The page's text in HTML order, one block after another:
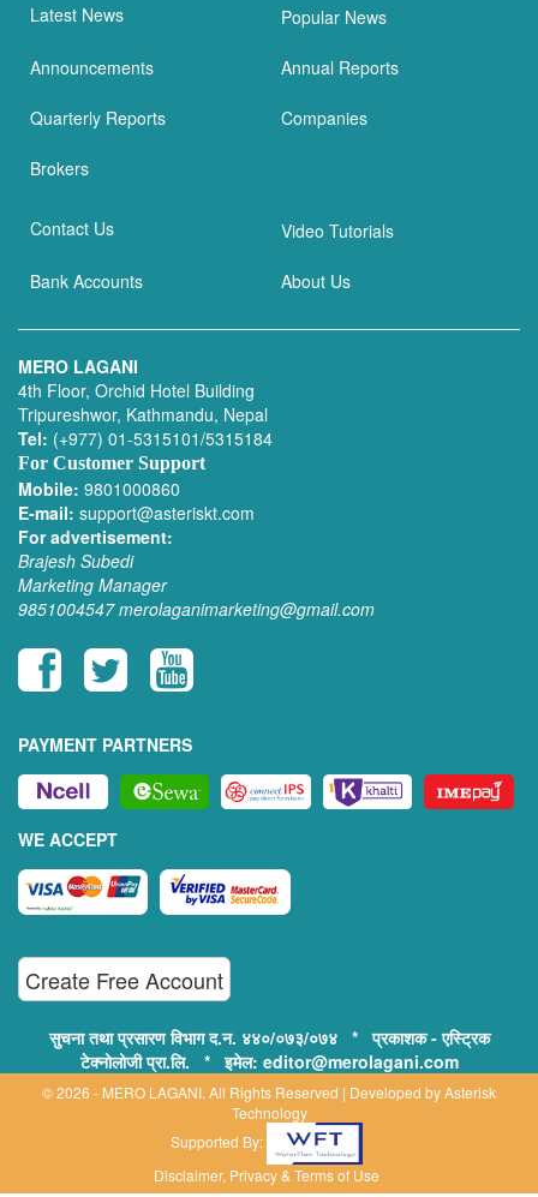
Latest News Popular News
Announcements Annual Reports
Quarterly Reports Companies
Brokers
Contact Us Video Tutorials
Bank Accounts About Us
MERO LAGANI
4th Floor, Orchid Hotel Building
Tripureshwor, Kathmandu, Nepal
Tel: (+977) 01-5315101/5315184
For Customer Support
Mobile: 9801000860
E-mail: support@asteriskt.com
For advertisement:
Brajesh Subedi
Marketing Manager
9851004547 merolaganimarketing@gmail.com
PAYMENT PARTNERS
WE ACCEPT
Create Free Account
सुचना तथा प्रसारण विभाग द.न. ४४०/०७३/०७४ * प्रकाशक - एस्ट्रिक
टेक्नोलोजी प्रा.लि. * इमेल: editor@merolagani.com
© 2026 - MERO LAGANI. All Rights Reserved | Developed byAsterisk
Technology
Supported By:
Disclaimer, Privacy & Terms of Use